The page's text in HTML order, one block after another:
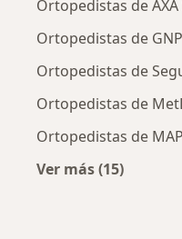
Ortopedistas de
Ortopedistas de
Ortopedistas de
Ortopedistas de
Ortopedistas de
Ver más (15)